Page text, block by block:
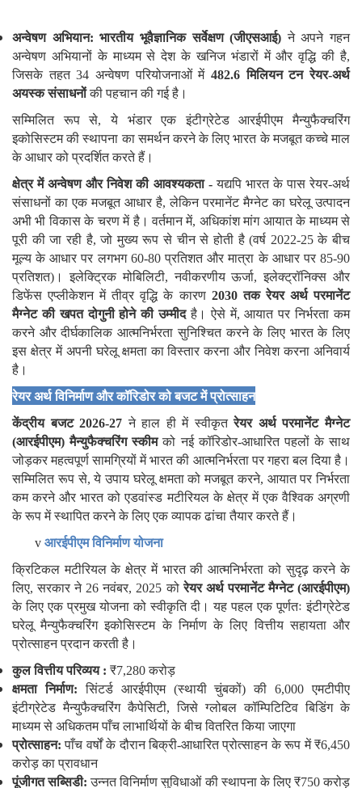
अन्वेषण अभियान: भारतीय भूवैज्ञानिक सर्वेक्षण (जीएसआई) ने अपने गहन
अन्वेषण अभियानों के माध्यम से देश के खनिज भंडारों में और वृद्धि की है,
जिसके तहत 34 अन्वेषण परियोजनाओं में 482.6मिलियन टन रेयर-अर्थ
अयस्क संसाधनोंकी पहचान की गई है।
सम्मिलित रूप से, ये भंडार एक इंटीग्रेटेड आरईपीएम मैन्युफैक्चरिंग
इकोसिस्टम की स्थापना का समर्थन करने के लिए भारत के मजबूत कच्चे माल
के आधार को प्रदर्शित करते हैं।
क्षेत्र में अन्वेषण और निवेश की आवश्यकता-यद्यपि भारत के पास रेयर-अर्थ
संसाधनों का एक मजबूत आधार है, लेकिन परमानेंट मैग्नेट का घरेलू उत्पादन
अभी भी विकास के चरण में है। वर्तमान में, अधिकांश मांग आयात के माध्यम से
पूरी की जा रही है, जो मुख्य रूप से चीन से होती है (वर्ष 2022-25 के बीच
मूल्य के आधार पर लगभग 60-80 प्रतिशत और मात्रा के आधार पर 85-90
प्रतिशत)। इलेक्ट्रिक मोबिलिटी, नवीकरणीय ऊर्जा, इलेक्ट्रॉनिक्स और
डिफेंस एप्लीकेशन में तीव्र वृद्धि के कारण 2030तक रेयर अर्थ परमानेंट
मैग्नेट की खपत दोगुनी होने की उम्मीदहै। ऐसे में, आयात पर निर्भरता कम
करने और दीर्घकालिक आत्मनिर्भरता सुनिश्चित करने के लिए भारत के लिए
इस क्षेत्र में अपनी घरेलू क्षमता का विस्तार करना और निवेश करना अनिवार्य
है।
रेयर अर्थ विनिर्माण और कॉरिडोर को बजट में प्रोत्साहन
केंद्रीय बजट2026-27 ने हाल ही में स्वीकृतरेयर अर्थ परमानेंट मैग्नेट
(आरईपीएम) मैन्युफैक्चरिंग स्कीमको नई कॉरिडोर-आधारित पहलों के साथ
जोड़कर महत्वपूर्ण सामग्रियों में भारत की आत्मनिर्भरता पर गहरा बल दिया है।
सम्मिलित रूप से, ये उपाय घरेलू क्षमता को मजबूत करने, आयात पर निर्भरता
कम करने और भारत को एडवांस्ड मटीरियल के क्षेत्र में एक वैश्विक अग्रणी
के रूप में स्थापित करने के लिए एक व्यापक ढांचा तैयार करते हैं।
vआरईपीएम विनिर्माण योजना
क्रिटिकल मटीरियल के क्षेत्र में भारत की आत्मनिर्भरता को सुदृढ़ करने के
लिए, सरकार ने 26 नवंबर, 2025 कोरेयर अर्थ परमानेंट मैग्नेट (आरईपीएम)
के लिए एक प्रमुख योजना को स्वीकृति दी। यह पहल एक पूर्णतः इंटीग्रेटेड
घरेलू मैन्युफैक्चरिंग इकोसिस्टम के निर्माण के लिए वित्तीय सहायता और
प्रोत्साहन प्रदान करती है।
कुल वित्तीय परिव्यय : ₹7,280 करोड़
क्षमता निर्माण:
सिंटर्ड आरईपीएम (स्थायी चुंबकों) की 6,000 एमटीपीए
इंटीग्रेटेड मैन्युफैक्चरिंग कैपेसिटी, जिसे ग्लोबल कॉम्पिटिटिव बिडिंग के
माध्यम से अधिकतम पाँच लाभार्थियों के बीच वितरित किया जाएगा
प्रोत्साहन: पाँच वर्षों के दौरान बिक्री-आधारित प्रोत्साहन के रूप में ₹6,450
करोड़ का प्रावधान
पूंजीगत सब्सिडी: उन्नत विनिर्माण सुविधाओं की स्थापना के लिए ₹750 करोड़